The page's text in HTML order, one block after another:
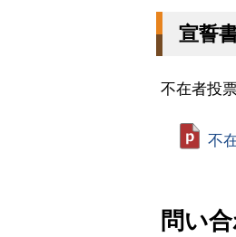
宣誓
不在者投
不
ッ
問い